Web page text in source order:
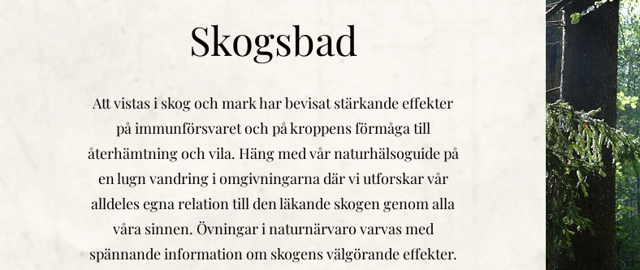
Skogsbad
Att vistas i skog och mark har bevisat stärkande effekter
på immunförsvaret och på kroppens förmåga till
återhämtning och vila. Häng med vår naturhälsoguide på
en lugn vandring i omgivningarna där vi utforskar vår
alldeles egna relation till den läkande skogen genom alla
våra sinnen. Övningar i naturnärvaro varvas med
spännande information om skogens välgörande effekter.